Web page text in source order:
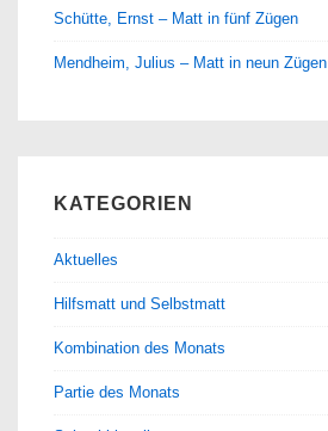
Schütte, Ernst – Matt in fünf Zügen
Mendheim, Julius – Matt in neun Zügen
KATEGORIEN
Aktuelles
Hilfsmatt und Selbstmatt
Kombination des Monats
Partie des Monats